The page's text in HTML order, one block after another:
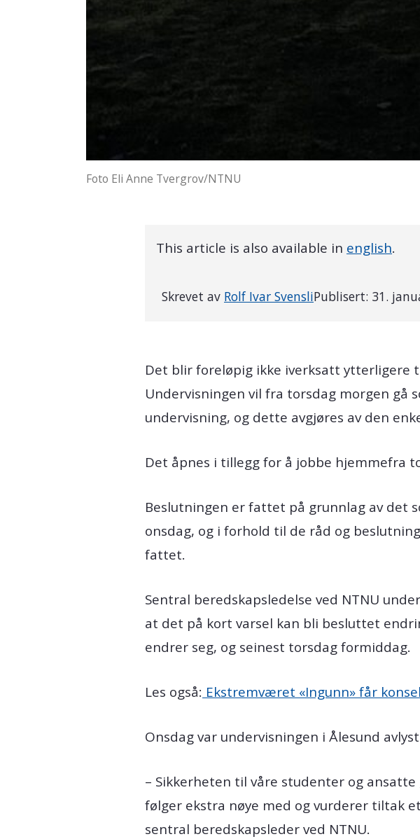
Foto Eli Anne Tvergrov/NTNU
This article is also available in english.
Skrevet av Rolf Ivar SvensliPublisert: 31.
Det blir foreløpig ikke iverksatt ytterligere
Undervisningen vil fra torsdag morgen gå
undervisning, og dette avgjøres av den
Det åpnes i tillegg for å jobbe hjemmefra
Beslutningen er fattet på grunnlag av det
onsdag, og i forhold til de råd og
fattet.
Sentral beredskapsledelse ved NTNU
at det på kort varsel kan bli besluttet
endrer seg, og seinest torsdag formiddag.
Les også: Ekstremværet «Ingunn» får
Onsdag var undervisningen i Ålesund
– Sikkerheten til våre studenter og
følger ekstra nøye med og vurderer tiltak
sentral beredskapsleder ved NTNU.